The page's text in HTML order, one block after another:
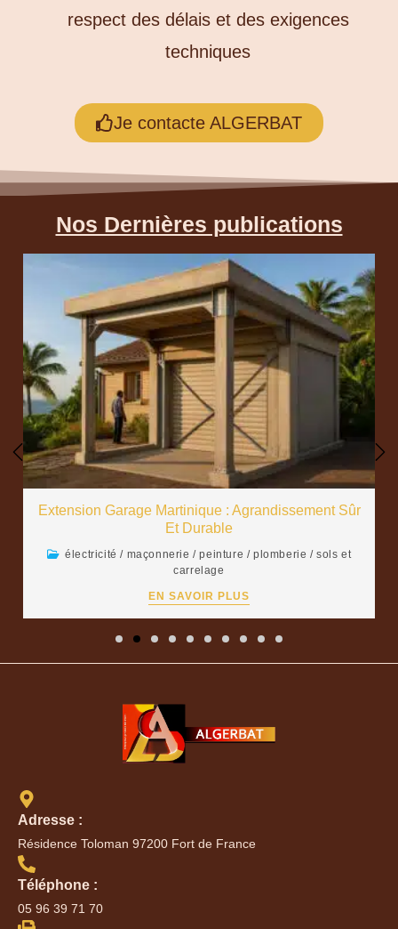
respect des délais et des exigences
techniques
Je contacte ALGERBAT
Nos Dernières publications
Extension Garage Martinique : Agrandissement Sûr
Et Durable
électricité / maçonnerie /peinture /plomberie /sols et
carrelage
EN SAVOIR PLUS
Adresse :
Résidence Toloman 97200 Fort de France
Téléphone :
05 96 39 71 70